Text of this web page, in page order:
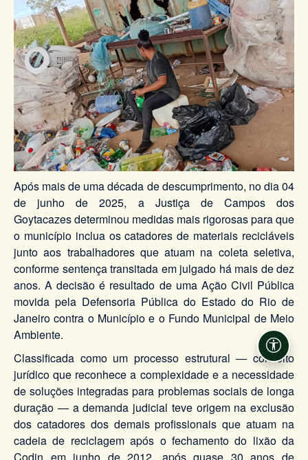
Após mais de uma década de descumprimento, no dia 04
de junho de 2025, a Justiça de Campos dos
Goytacazes determinou medidas mais rigorosas para que
o município inclua os catadores de materiais recicláveis
junto aos trabalhadores que atuam na coleta seletiva,
conforme sentença transitada em julgado há mais de dez
anos. A decisão é resultado de uma Ação Civil Pública
movida pela Defensoria Pública do Estado do Rio de
Janeiro contra o Município e o Fundo Municipal de Meio
Ambiente.
Classificada como um processo estrutural — conceito
jurídico que reconhece a complexidade e a necessidade
de soluções integradas para problemas sociais de longa
duração — a demanda judicial teve origem na exclusão
dos catadores dos demais profissionais que atuam na
cadeia de reciclagem após o fechamento do lixão da
Codin em junho de 2012, após quase 30 anos de